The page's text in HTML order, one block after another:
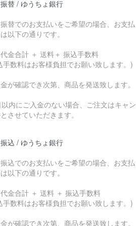
替 / ゆうちょ銀行
替でのお支払いをご希望の場合、お支払
以下の通りです。
金合計 ＋ 送料＋ 振込手数料
手数料はお客様負担でお願い致します。)
が確認でき次第、商品を発送致します。
内にご入金のない場合、ご注文はキャン
させていただきます。
込 / ゆうちょ銀行
込でのお支払いをご希望の場合、お支払
以下の通りです。
金合計 ＋ 送料 ＋ 振込手数料
手数料はお客様負担でお願い致します。)
が確認でき次第、商品を発送致します。